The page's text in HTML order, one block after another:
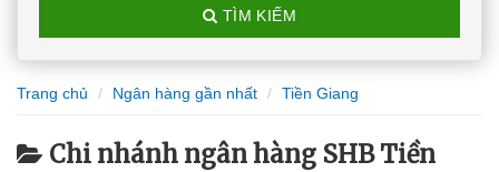
TÌM KIẾM
Trang chủ Ngân hàng gần nhất Tiền Giang
Chi nhánh ngân hàng SHB Tiền